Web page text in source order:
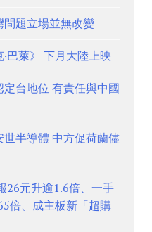
問題立場並無改變
巴萊》 下月大陸上映
台地位 有責任與中國
半導體 中方促荷蘭儘
26元升逾1.6倍、一手
倍、成主板新「超購